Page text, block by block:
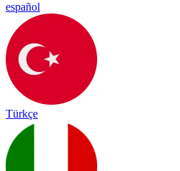
español
Türkçe